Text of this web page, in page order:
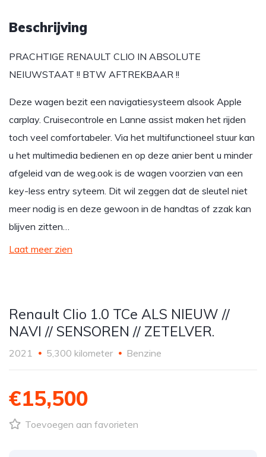
Beschrijving
PRACHTIGE RENAULT CLIO IN ABSOLUTE
NEIUWSTAAT !! BTW AFTREKBAAR !!
Deze wagen bezit een navigatiesysteem alsook Apple
carplay. Cruisecontrole en Lanne assist maken het rijden
toch veel comfortabeler. Via het multifunctioneel stuur kan
u het multimedia bedienen en op deze anier bent u minder
afgeleid van de weg.ook is de wagen voorzien van een
key-less entry syteem. Dit wil zeggen dat de sleutel niet
meer nodig is en deze gewoon in de handtas of zzak kan
blijven zitten…
Laat meer zien
Renault Clio 1.0 TCe ALS NIEUW //
NAVI // SENSOREN // ZETELVER.
2021 5,300 kilometer Benzine
€15,500
Toevoegen aan favorieten